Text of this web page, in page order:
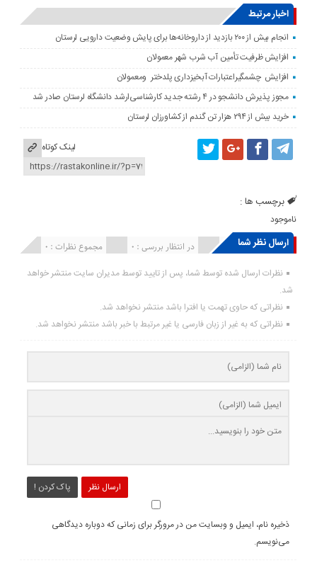
اخبار مرتبط
انجام بیش از ۲۰۰ بازدید از داروخانه‌ها برای پایش وضعیت دارویی لرستان
افزایش ظرفیت تأمین آب شرب شهر معمولان
افزایش چشمگیراعتبارات آبخیزداری پلدختر ومعمولان
مجوز پذیرش دانشجو در ۴ رشته جدید کارشناسی‌ارشد دانشگاه لرستان صادر شد
خرید بیش از ۲۹۴ هزار تن گندم از کشاورزان لرستان
لینک کوتاه
برچسب ها :
ناموجود
ارسال نظر شما مجموع نظرات : 0 در انتظار بررسی : 0 انتشار یافته : ۰
نظرات ارسال شده توسط شما، پس از تایید توسط مدیران سایت منتشر خواهد
شد.
نظراتی که حاوی تهمت یا افترا باشد منتشر نخواهد شد.
نظراتی که به غیر از زبان فارسی یا غیر مرتبط با خبر باشد منتشر نخواهد شد.
ارسال نظر پاک کردن !
ذخیره نام، ایمیل و وبسایت من در مرورگر برای زمانی که دوباره دیدگاهی
می‌نویسم.